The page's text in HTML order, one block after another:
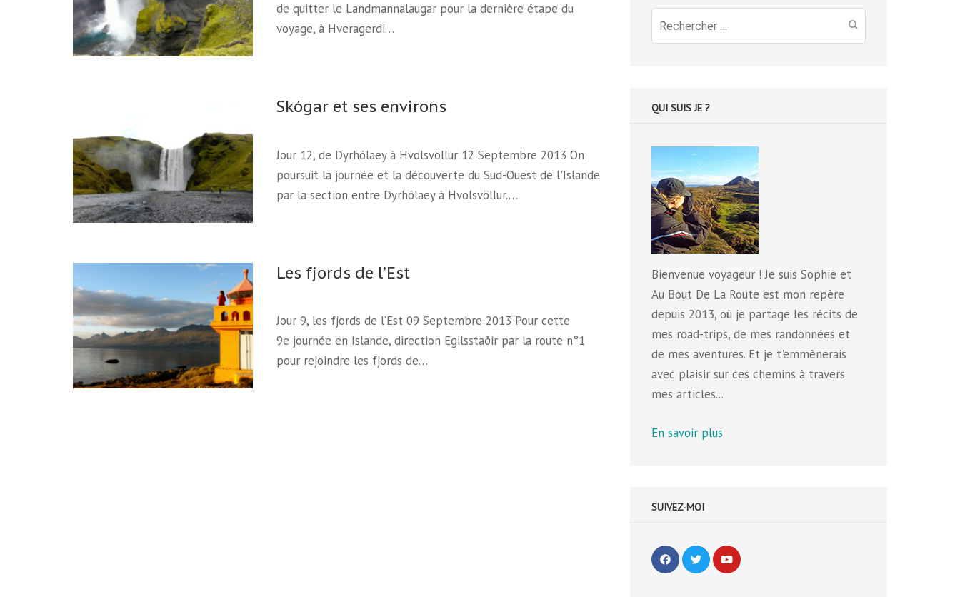
de quitter le Landmannalaugar pour la dernière étape du
voyage, à Hveragerdi…
Skógar et ses environs
Jour 12, de Dyrhólaey à Hvolsvöllur 12 Septembre 2013 On
poursuit la journée et la découverte du Sud-Ouest de l'Islande
par la section entre Dyrhólaey à Hvolsvöllur.…
Les fjords de l’Est
Jour 9, les fjords de l’Est 09 Septembre 2013 Pour cette
9e journée en Islande, direction Egilsstaðir par la route n°1
pour rejoindre les fjords de…
Recherche
pour
QUI SUIS JE ?
Bienvenue voyageur ! Je suis Sophie et
Au Bout De La Route est mon repère
depuis 2013, où je partage les récits de
mes road-trips, de mes randonnées et
de mes aventures. Et je t'emmènerais
avec plaisir sur ces chemins à travers
mes articles...
En savoir plus
SUIVEZ-MOI